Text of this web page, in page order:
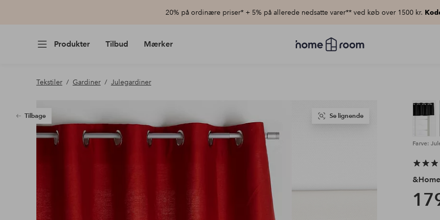
20% på ordinære priser* + 5% på allerede nedsatte varer** ved køb over 1500 kr.
Produkter Tilbud Mærker
Homeroom
–
Tekstiler Gardiner Julegardiner
Tilbage Se lignende
Farve:
&Home